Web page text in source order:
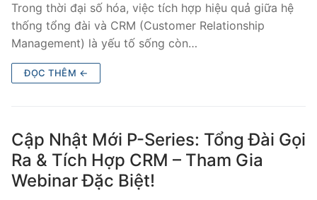
Trong thời đại số hóa, việc tích hợp hiệu quả giữa hệ
thống tổng đài và CRM (Customer Relationship
Management) là yếu tố sống còn…
ĐỌC THÊM ←
Cập Nhật Mới P-Series: Tổng Đài Gọi
Ra & Tích Hợp CRM – Tham Gia
Webinar Đặc Biệt!